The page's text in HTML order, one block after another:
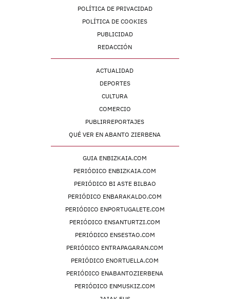
POLÍTICA DE PRIVACIDAD
POLÍTICA DE COOKIES
PUBLICIDAD
REDACCIÓN
ACTUALIDAD
DEPORTES
CULTURA
COMERCIO
PUBLIRREPORTAJES
QUÉ VER EN ABANTO ZIERBENA
GUIA ENBIZKAIA.COM
PERIÓDICO ENBIZKAIA.COM
PERIÓDICO BI ASTE BILBAO
PERIÓDICO ENBARAKALDO.COM
PERIÓDICO ENPORTUGALETE.COM
PERIÓDICO ENSANTURTZI.COM
PERIÓDICO ENSESTAO.COM
PERIÓDICO ENTRAPAGARAN.COM
PERIÓDICO ENORTUELLA.COM
PERIÓDICO ENABANTOZIERBENA
PERIÓDICO ENMUSKIZ.COM